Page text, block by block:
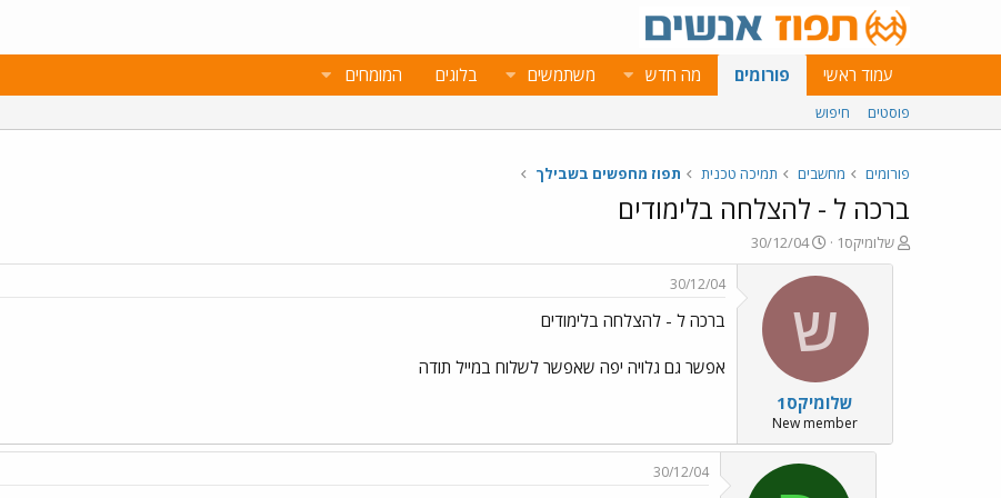
עמוד ראשי פורומים מה חדש משתמשים בלוגים המומחים
פוסטים חיפוש
פורומים מחשבים תמיכה טכנית תפוז מחפשים בשבילך
ברכה ל - להצלחה בלימודים
פ
ו
שלומיקס1
פ
ו
ר
ם
ב
א
ר
י
ך
30/12/04
ש
שלומיקס1
New member
30/12/04
ברכה ל - להצלחה בלימודים
אפשר גם גלויה יפה שאפשר לשלוח במייל תודה
30/12/04